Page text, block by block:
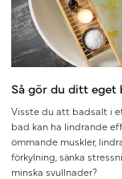
Så gör du ditt eget
Visste du att badsalt i
bad kan ha lindrande
ömmande muskler,
förkylning, sänka
minska svullnader?